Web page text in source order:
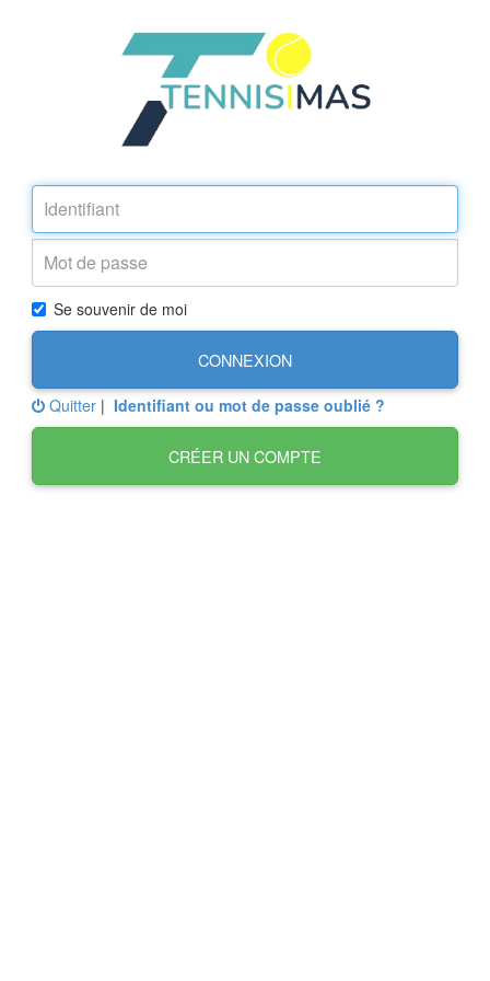
Se souvenir de moi
CONNEXION
Quitter | Identifiant ou mot de passe oublié ?
CRÉER UN COMPTE